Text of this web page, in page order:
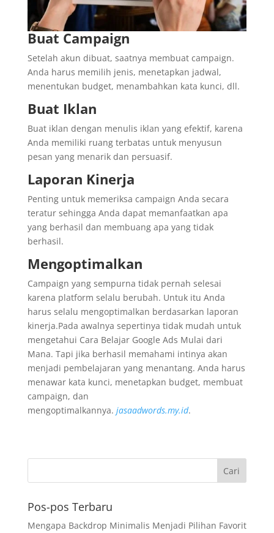
Buat Campaign
Setelah akun dibuat, saatnya membuat campaign.
Anda harus memilih jenis, menetapkan jadwal,
menentukan budget, menambahkan kata kunci, dll.
Buat Iklan
Buat iklan dengan menulis iklan yang efektif, karena
Anda memiliki ruang terbatas untuk menyusun
pesan yang menarik dan persuasif.
Laporan Kinerja
Penting untuk memeriksa campaign Anda secara
teratur sehingga Anda dapat memanfaatkan apa
yang berhasil dan membuang apa yang tidak
berhasil.
Mengoptimalkan
Campaign yang sempurna tidak pernah selesai
karena platform selalu berubah. Untuk itu Anda
harus selalu mengoptimalkan berdasarkan laporan
kinerja.Pada awalnya sepertinya tidak mudah untuk
mengetahui Cara Belajar Google Ads Mulai dari
Mana. Tapi jika berhasil memahami intinya akan
menjadi pembelajaran yang menantang. Anda harus
menawar kata kunci, menetapkan budget, membuat
campaign, dan
mengoptimalkannya. jasaadwords.my.id.
Pos-pos Terbaru
Mengapa Backdrop Minimalis Menjadi Pilihan Favorit